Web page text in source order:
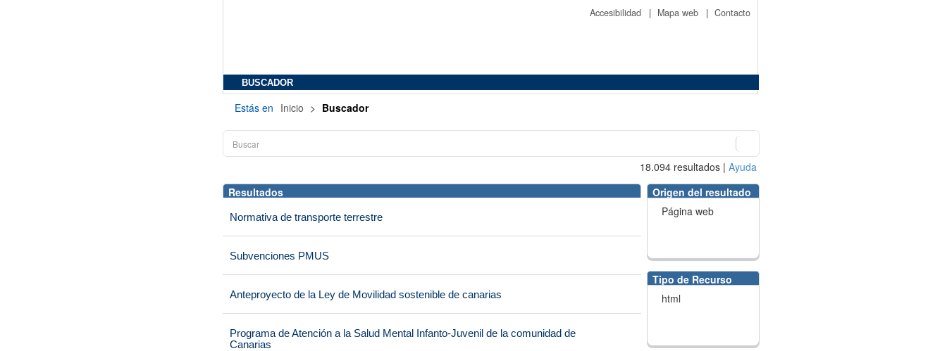
Accesibilidad | Mapa web | Contacto
BUSCADOR
Estás en Inicio > Buscador
18.094 resultados | Ayuda
Resultados
Normativa de transporte terrestre
Subvenciones PMUS
Anteproyecto de la Ley de Movilidad sostenible de canarias
Programa de Atención a la Salud Mental Infanto-Juvenil de la comunidad de
Canarias
Origen del resultado
Página web
Tipo de Recurso
html